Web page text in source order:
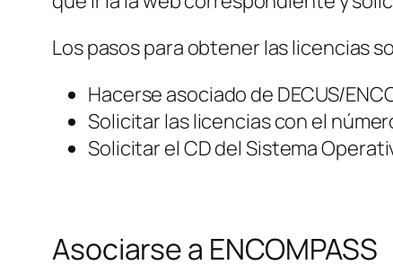
Los pasos para obtener las licencias
Hacerse asociado de DECUS/
Solicitar las licencias con el
Solicitar el CD del Sistema
Asociarse a ENCOMPASS